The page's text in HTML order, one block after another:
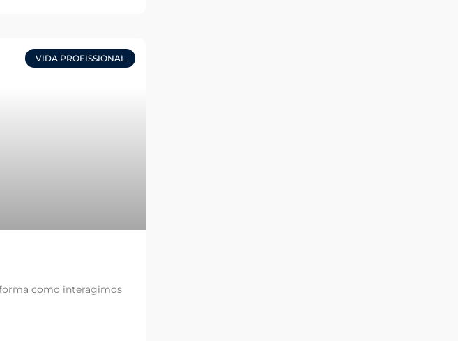
VIDA PROFISSIONAL
como interagimos